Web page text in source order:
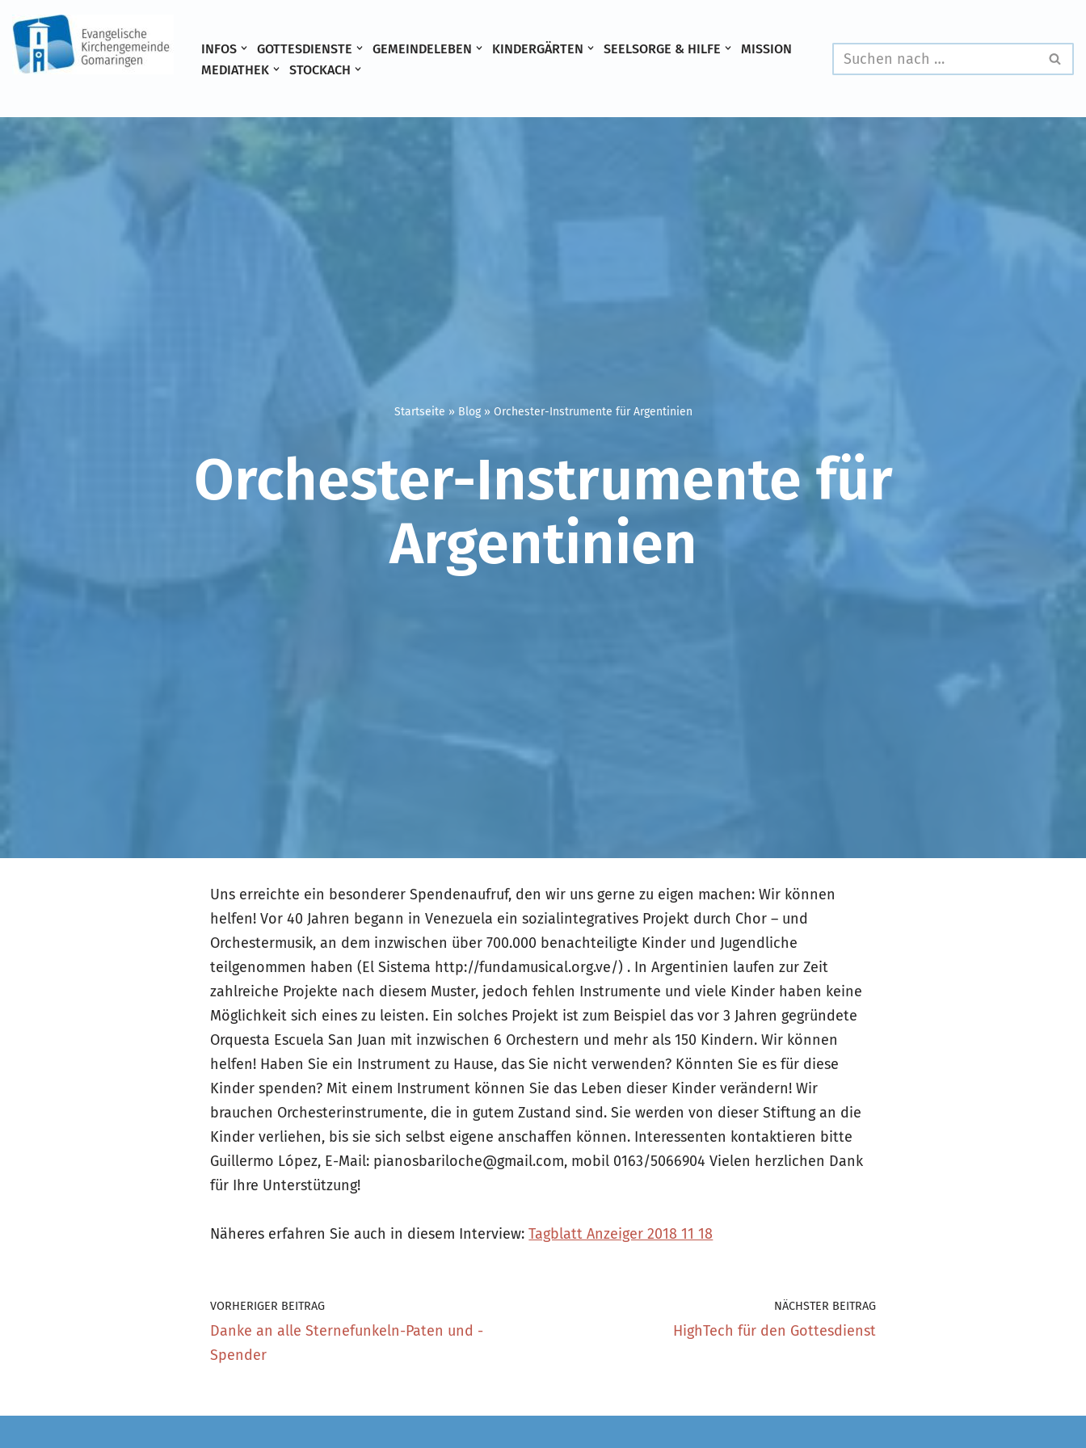
Zum
Inhalt
INFOS GOTTESDIENSTE GEMEINDELEBEN KINDERGÄRTEN SEELSORGE & HILFE
MISSION
MEDIATHEK
STOCKACH
Startseite » Blog» Orchester-Instrumente für Argentinien
Orchester-Instrumente für
Argentinien
Uns erreichte ein besonderer Spendenaufruf, den wir uns gerne zu eigen machen: Wir können
helfen! Vor 40 Jahren begann in Venezuela ein sozialintegratives Projekt durch Chor – und
Orchestermusik, an dem inzwischen über 700.000 benachteiligte Kinder und Jugendliche
teilgenommen haben (El Sistema http://fundamusical.org.ve/) . In Argentinien laufen zur Zeit
zahlreiche Projekte nach diesem Muster, jedoch fehlen Instrumente und viele Kinder haben keine
Möglichkeit sich eines zu leisten. Ein solches Projekt ist zum Beispiel das vor 3 Jahren gegründete
Orquesta Escuela San Juan mit inzwischen 6 Orchestern und mehr als 150 Kindern. Wir können
helfen! Haben Sie ein Instrument zu Hause, das Sie nicht verwenden? Könnten Sie es für diese
Kinder spenden? Mit einem Instrument können Sie das Leben dieser Kinder verändern! Wir
brauchen Orchesterinstrumente, die in gutem Zustand sind. Sie werden von dieser Stiftung an die
Kinder verliehen, bis sie sich selbst eigene anschaffen können. Interessenten kontaktieren bitte
Guillermo López, E-Mail: pianosbariloche@gmail.com, mobil 0163/5066904 Vielen herzlichen Dank
für Ihre Unterstützung!
Näheres erfahren Sie auch in diesem Interview:Tagblatt Anzeiger 2018 11 18
VORHERIGER BEITRAG
Danke an alle Sternefunkeln-Paten und -
Spender
NÄCHSTER BEITRAG
HighTech für den Gottesdienst